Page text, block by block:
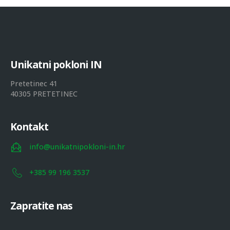
Unikatni pokloni IN
Pretetinec 41
40305 PRETETINEC
Kontakt
info@unikatnipokloni-in.hr
+385 99 196 3537
Zapratite nas